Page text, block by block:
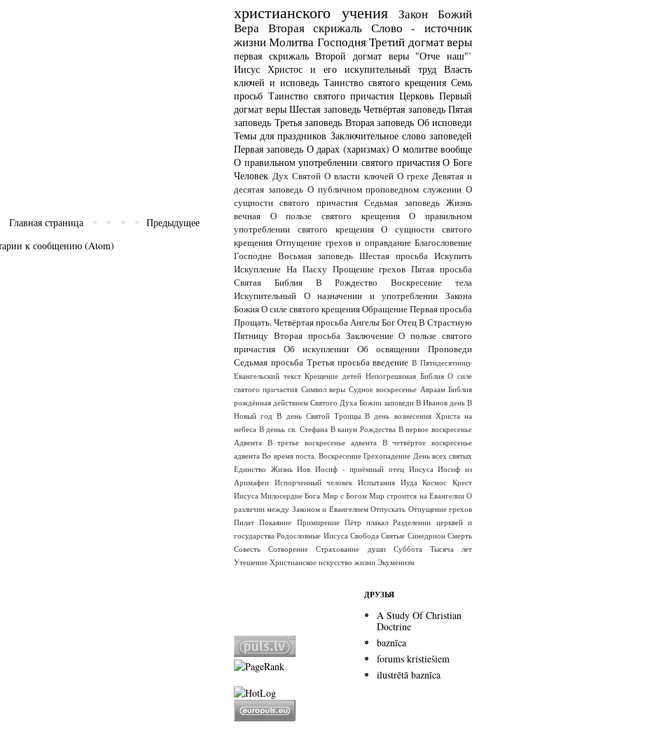
Предыдущее
Главная страница
к сообщению (Atom)
христианского учения
Закон Божий
Вера Вторая скрижаль Слово - источник
жизниМолитва ГосподняТретий догмат веры
первая скрижаль Второй догмат веры "Отче наш"`
Иисус Христос и его искупительный труд Власть
ключей и исповедь Таинство святого крещения Семь
просьб Таинство святого причастия Церковь Первый
догмат веры Шестая заповедь Четвёртая заповедь Пятая
заповедь Третья заповедь Вторая заповедь Об исповеди
Темы для праздников Заключительное слово заповедей
Первая заповедь О дарах (харизмах) О молитве вообще
О правильном употреблении святого причастия О Боге
Человек Дух Святой О власти ключей О грехе Девятая и
десятая заповедь О публичном проповедном служении О
сущности святого причастия Седьмая заповедь Жизнь
вечная
О пользе святого крещения
О правильном
употреблении святого крещения
О сущности святого
крещения Отпущение грехов и оправдание Благословение
Господне Восьмая заповедь Шестая просьба Искупить
Искупление На Пасху Прощение грехов Пятая просьба
Святая Библия
В Рождество
Воскресение тела
Искупительный
О назначении и употреблении Закона
БожияО силе святого крещенияОбращениеПервая просьба
Прощать.Четвёртая просьбаАнгелыБог ОтецВ Страстную
Пятницу Вторая просьба Заключение О пользе святого
причастия
Об искуплении Об освящении
Проповеди
Седьмая просьба Третья просьба введение В Пятидесятницу
Евангельский текст Крещение детей Непогрешимая Библия О силе
святого причастия Символ веры Судное воскресенье Авраам Библия
рождённая действием Святого Духа Божии заповеди В Иванов день В
Новый год В день Святой Троицы В день вознесения Христа на
небеса В деньь св. Стефана В канун Рождества В первое воскресенье
Адвента В третье воскресенье адвента В четвёртое воскресенье
адвента Во время поста. Воскресение Грехопадение День всех святых
Единство Жизнь Иов Иосиф - приёмный отец Иисуса Иосиф из
Аримафеи Испорченный человек Испытания Иуда Космос Крест
Иисуса Милосердие Бога Мир с Богом Мир строится на Евангелии О
различии между Законом и Евангелием Отпускать Отпущение грехов
Пилат Покаяние Примирение Пётр плакал Разделении церквей и
государства Родословные Иисуса Свобода Святые Синедрион Смерть
Совесть
Сотворение Страхование души Суббота
Тысяча лет
Утешение Христианское искусство жизни Экуменизм
ДРУЗЬЯ
A Study Of Christian
Doctrine
baznīca
forums kristiešiem
ilustrētā baznīca